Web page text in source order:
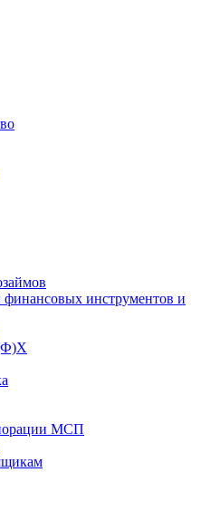
финансовых инструментов и
МСП